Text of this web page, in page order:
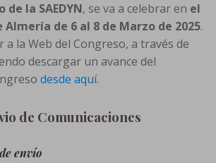
de la SAEDYN, se va a celebrar en el
de 6 al 8 de Marzo de 2025.
a la Web del Congreso, a través de
descargar un avance del
desde aquí.
de Comunicaciones
envío